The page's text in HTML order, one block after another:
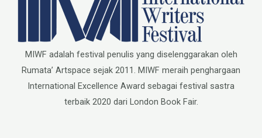
MIWF adalah festival penulis yang diselenggarakan oleh
Rumata’ Artspace sejak 2011. MIWF meraih penghargaan
International Excellence Award sebagai festival sastra
terbaik 2020 dari London Book Fair.